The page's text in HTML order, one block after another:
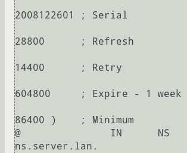
2008122601 ; Serial
28800      ; Refresh
14400      ; Retry
604800     ; Expire - 1 week
86400 )    ; Minimum
@		IN      NS
ns.server.lan.